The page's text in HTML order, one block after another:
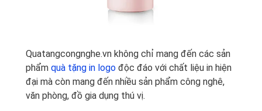
Quatangcongnghe.vn không chỉ mang đến các sản
phẩm quà tặng in logo độc đáo với chất liệu in hiện
đại mà còn mang đến nhiều sản phẩm công nghê,
văn phòng, đồ gia dụng thú vị.